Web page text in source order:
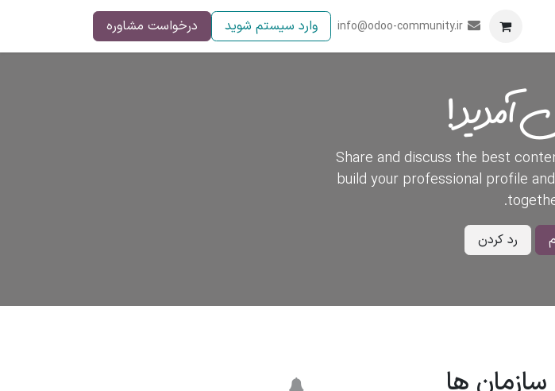
تماس با ما info@odoo-community.ir وارد سیستم شوید درخواست مشاوره
Share and discuss the best
build your professional profile
رد کردن